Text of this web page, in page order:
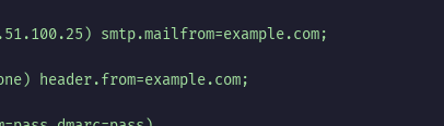
smtp.mailfrom=example.com;
header.from=example.com;